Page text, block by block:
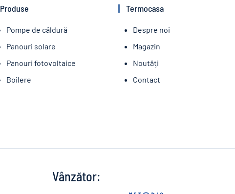
Produse
Pompe de căldură
Panouri solare
Panouri fotovoltaice
Boilere
Termocasa
Despre noi
Magazin
Noutăţi
Contact
Vânzător: